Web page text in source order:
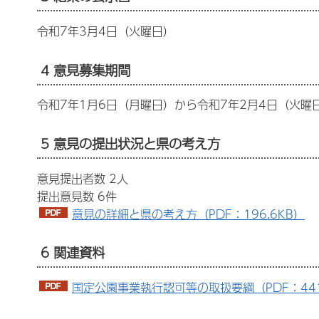
令和7年3月4日（火曜日）
4 意見募集期間
令和7年1月6日（月曜日）から令和7年2月4日（火曜日
5 意見の提出状況と県の考え方
意見提出者数 2人
提出意見数 6件
意見の詳細と県の考え方（PDF：196.6KB）
6 関連資料
国定公園事業執行認可等の取扱要綱（PDF：